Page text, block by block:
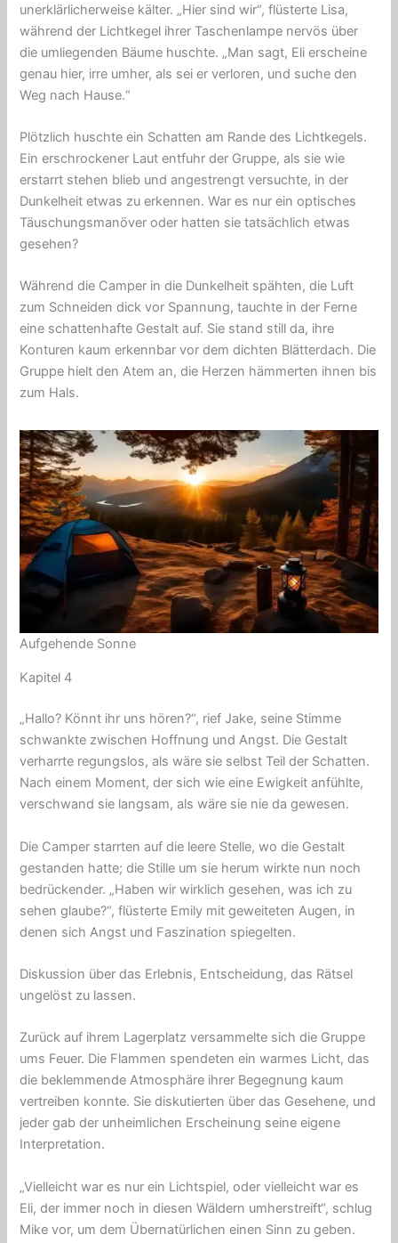
unerklärlicherweise kälter. „Hier sind wir“, flüsterte Lisa,
während der Lichtkegel ihrer Taschenlampe nervös über
die umliegenden Bäume huschte. „Man sagt, Eli erscheine
genau hier, irre umher, als sei er verloren, und suche den
Weg nach Hause.“
Plötzlich huschte ein Schatten am Rande des Lichtkegels.
Ein erschrockener Laut entfuhr der Gruppe, als sie wie
erstarrt stehen blieb und angestrengt versuchte, in der
Dunkelheit etwas zu erkennen. War es nur ein optisches
Täuschungsmanöver oder hatten sie tatsächlich etwas
gesehen?
Während die Camper in die Dunkelheit spähten, die Luft
zum Schneiden dick vor Spannung, tauchte in der Ferne
eine schattenhafte Gestalt auf. Sie stand still da, ihre
Konturen kaum erkennbar vor dem dichten Blätterdach. Die
Gruppe hielt den Atem an, die Herzen hämmerten ihnen bis
zum Hals.
Aufgehende Sonne
Kapitel 4
„Hallo? Könnt ihr uns hören?“, rief Jake, seine Stimme
schwankte zwischen Hoffnung und Angst. Die Gestalt
verharrte regungslos, als wäre sie selbst Teil der Schatten.
Nach einem Moment, der sich wie eine Ewigkeit anfühlte,
verschwand sie langsam, als wäre sie nie da gewesen.
Die Camper starrten auf die leere Stelle, wo die Gestalt
gestanden hatte; die Stille um sie herum wirkte nun noch
bedrückender. „Haben wir wirklich gesehen, was ich zu
sehen glaube?“, flüsterte Emily mit geweiteten Augen, in
denen sich Angst und Faszination spiegelten.
Diskussion über das Erlebnis, Entscheidung, das Rätsel
ungelöst zu lassen.
Zurück auf ihrem Lagerplatz versammelte sich die Gruppe
ums Feuer. Die Flammen spendeten ein warmes Licht, das
die beklemmende Atmosphäre ihrer Begegnung kaum
vertreiben konnte. Sie diskutierten über das Gesehene, und
jeder gab der unheimlichen Erscheinung seine eigene
Interpretation.
„Vielleicht war es nur ein Lichtspiel, oder vielleicht war es
Eli, der immer noch in diesen Wäldern umherstreift“, schlug
Mike vor, um dem Übernatürlichen einen Sinn zu geben.